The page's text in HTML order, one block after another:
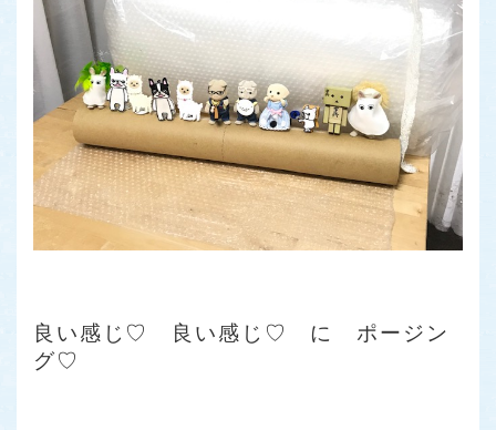
良い感じ♡ 良い感じ♡ に ポージン
グ♡